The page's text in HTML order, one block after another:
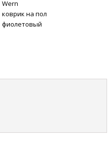
Wern
коврик на пол
фиолетовый